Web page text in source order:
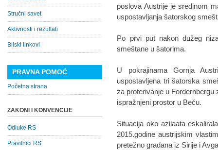
poslova Austrije je sredinom
uspostavljanja šatorskog
Po prvi put nakon dužeg
smeštane u šatorima.
U pokrajinama Gornja
uspostavljena tri šatorska
za proterivanje u
ispražnjeni prostor u Beču.
Situacija oko azilaata
2015.godine austrijskim
pretežno gradana iz Sirije i
Stručni savet
Aktivnosti i rezultati
Bliski linkovi
PRAVNA POMOĆ
Početna strana
ZAKONI I KONVENCIJE
Odluke RS
Pravilnici RS